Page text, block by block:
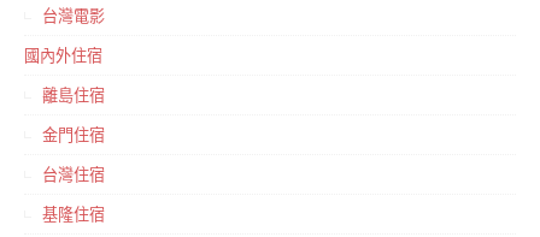
台灣電影
國內外住宿
離島住宿
金門住宿
台灣住宿
基隆住宿